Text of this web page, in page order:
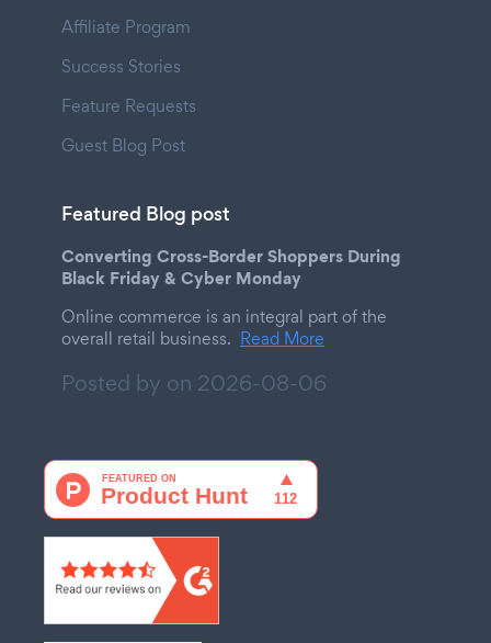
Affiliate Program
Success Stories
Feature Requests
Guest Blog Post
Featured Blog post
Converting Cross-Border Shoppers During
Black Friday & Cyber Monday
Online commerce is an integral part of the
overall retail business. Read More
Posted by on 2026-08-06